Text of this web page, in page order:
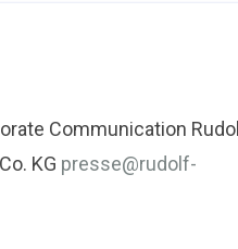
Communication
KG presse@rudolf-